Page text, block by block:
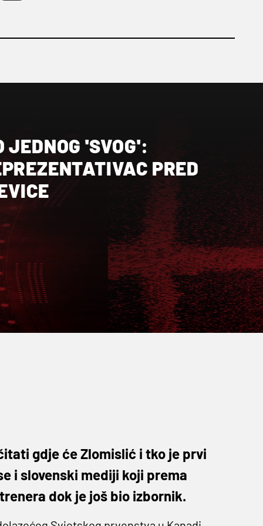
'SVOG':
PRED
gdje će Zlomislić i tko je prvi
i slovenski mediji koji prema
dok je još bio izbornik.